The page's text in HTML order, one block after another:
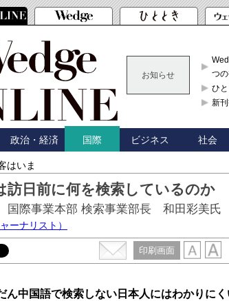
お知らせ
つの
ひ
新
政治・経済 国際 ビジネス 社会
はいま
訪日前に何を検索しているのか
際事業本部 検索事業部長 和田彩美氏
ャーナリスト）
印刷画面
中国語で検索しない日本人にはわかりに